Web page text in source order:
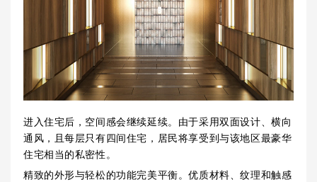
进入住宅后，空间感会继续延续。由于采用双面设计、横向
通风，且每层只有四间住宅，居民将享受到与该地区最豪华
住宅相当的私密性。
精致的外形与轻松的功能完美平衡。优质材料、纹理和触感